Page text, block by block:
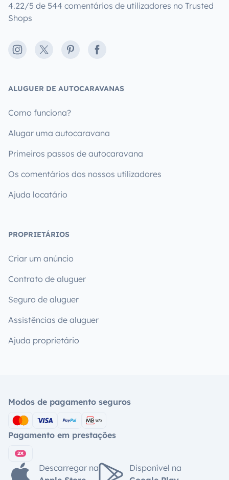
4.22/5 de 544 comentários de utilizadores no Trusted
Shops
Instagram
X PinterestFacebook
ALUGUER DE AUTOCARAVANAS
Como funciona?
Alugar uma autocaravana
Primeiros passos de autocaravana
Os comentários dos nossos utilizadores
Ajuda locatário
PROPRIETÁRIOS
Criar um anúncio
Contrato de aluguer
Seguro de aluguer
Assistências de aluguer
Ajuda proprietário
Modos de pagamento seguros
Pagamento em prestações
Descarregar na
Disponível na